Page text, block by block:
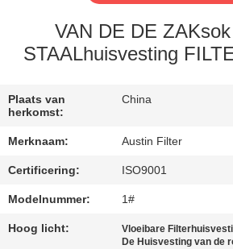
ONS
VERZOEK
OM
EEN
CITAAT
VAN DE DE
STAALhuisvesting
Plaats van
herkomst:
China
Merknaam: Austin Filter
Certificering: ISO9001
Modelnummer: 1#
Hoog licht: Vloeibare
De Huisvesting van de